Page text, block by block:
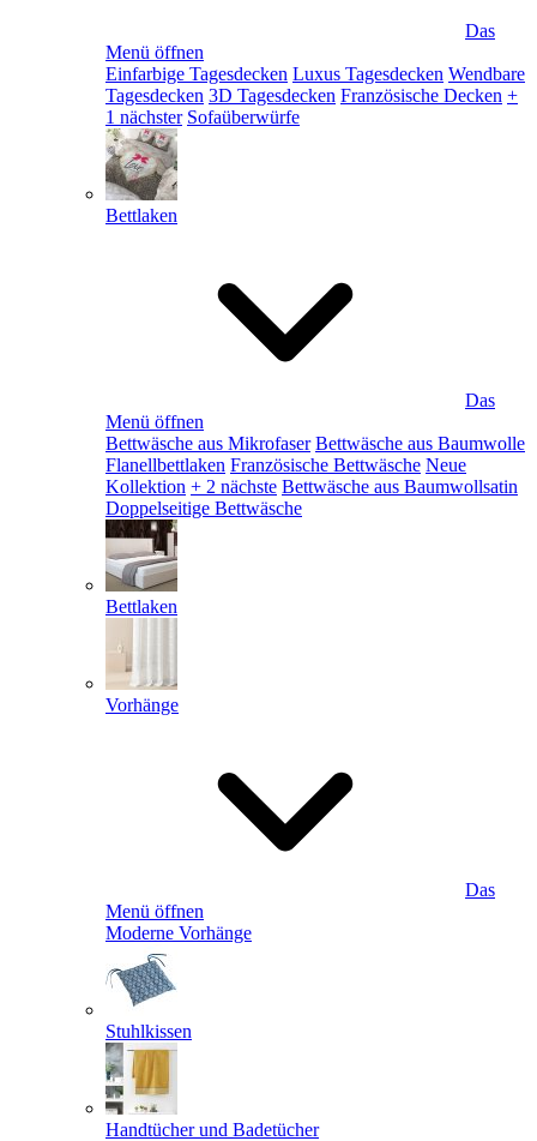
Das
Menü öffnen
Einfarbige Tagesdecken Luxus Tagesdecken Wendbare
Tagesdecken 3D Tagesdecken Französische Decken +
1 nächster Sofaüberwürfe
Bettlaken
Das
Menü öffnen
Bettwäsche aus Mikrofaser Bettwäsche aus Baumwolle
Flanellbettlaken Französische Bettwäsche Neue
Kollektion + 2 nächste Bettwäsche aus Baumwollsatin
Doppelseitige Bettwäsche
Bettlaken
Vorhänge
Das
Menü öffnen
Moderne Vorhänge
Stuhlkissen
Handtücher und Badetücher